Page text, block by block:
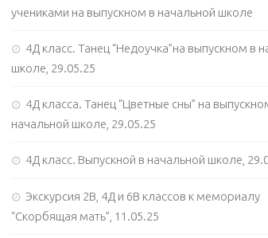
учениками на выпускном в начальной школе
4Д класс. Танец “Недоучка”на выпускном в
школе, 29.05.25
4Д класса. Танец “Цветные сны” на
начальной школе, 29.05.25
4Д класс. Выпускной в начальной школе,
Экскурсия 2В, 4Д и 6В классов к мемориалу
“Скорбящая мать”, 11.05.25